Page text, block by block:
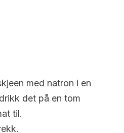
med natron i en
det på en tom
til.